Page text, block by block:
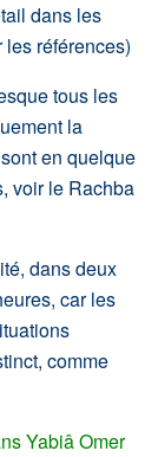
dans les
références)
tous les
la
en quelque
voir le Rachba
car les
comme
Yabiâ Omer